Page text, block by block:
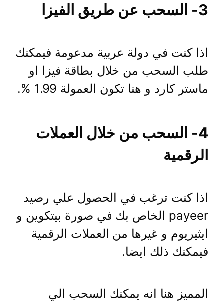
3- السحب عن طريق الفيزا
اذا كنت في دولة عربية مدعومة فيمكنك
طلب السحب من خلال بطاقة فيزا او
ماستر كارد و هنا تكون العمولة 1.99 %.
4- السحب من خلال العملات
الرقمية
اذا كنت ترغب في الحصول علي رصيد
payeer الخاص بك في صورة بيتكوين و
ايثيريوم و غيرها من العملات الرقمية
فيمكنك ذلك ايضا.
المميز هنا انه يمكنك السحب الي